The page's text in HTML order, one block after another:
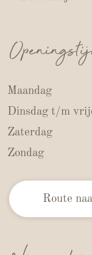
Maandag
Dinsdag t/m
Zaterdag
Zondag
Route